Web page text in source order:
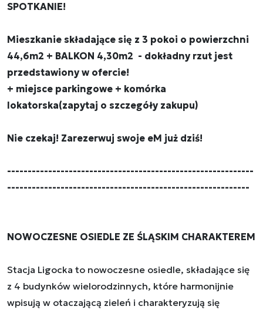
SPOTKANIE!
Mieszkanie składające się z 3 pokoi o powierzchni
44,6m2 + BALKON 4,30m2 - dokładny rzut jest
przedstawiony w ofercie!
+ miejsce parkingowe + komórka
lokatorska(zapytaj o szczegóły zakupu)
Nie czekaj! Zarezerwuj swoje eM już dziś!
------------------------------------------------------------
-----------------------------------------------------------
NOWOCZESNE OSIEDLE ZE ŚLĄSKIM CHARAKTEREM
Stacja Ligocka to nowoczesne osiedle, składające się
z 4 budynków wielorodzinnych, które harmonijnie
wpisują w otaczającą zieleń i charakteryzują się